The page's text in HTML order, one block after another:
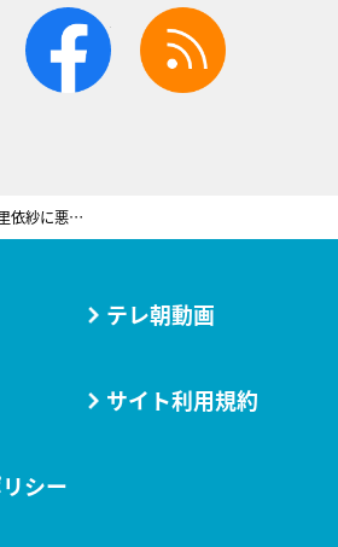
twitter facebook
仲里依紗に悪夢のような事件！松本まりかは最後にして最大の復讐！『ホリデイラブ』、最終章へ
テレ朝動画
サイト利用規約
シー